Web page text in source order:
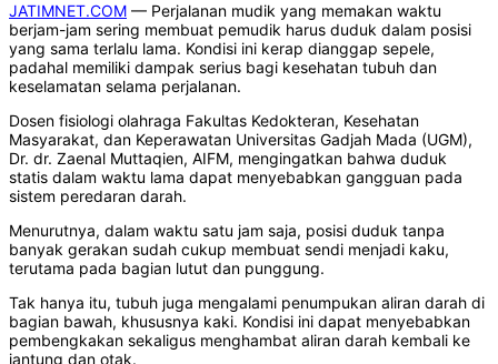
JATIMNET.COM — Perjalanan mudik yang memakan waktu
berjam-jam sering membuat pemudik harus duduk dalam posisi
yang sama terlalu lama. Kondisi ini kerap dianggap sepele,
padahal memiliki dampak serius bagi kesehatan tubuh dan
keselamatan selama perjalanan.
Dosen fisiologi olahraga Fakultas Kedokteran, Kesehatan
Masyarakat, dan Keperawatan Universitas Gadjah Mada (UGM),
Dr. dr. Zaenal Muttaqien, AIFM, mengingatkan bahwa duduk
statis dalam waktu lama dapat menyebabkan gangguan pada
sistem peredaran darah.
Menurutnya, dalam waktu satu jam saja, posisi duduk tanpa
banyak gerakan sudah cukup membuat sendi menjadi kaku,
terutama pada bagian lutut dan punggung.
Tak hanya itu, tubuh juga mengalami penumpukan aliran darah di
bagian bawah, khususnya kaki. Kondisi ini dapat menyebabkan
pembengkakan sekaligus menghambat aliran darah kembali ke
jantung dan otak.